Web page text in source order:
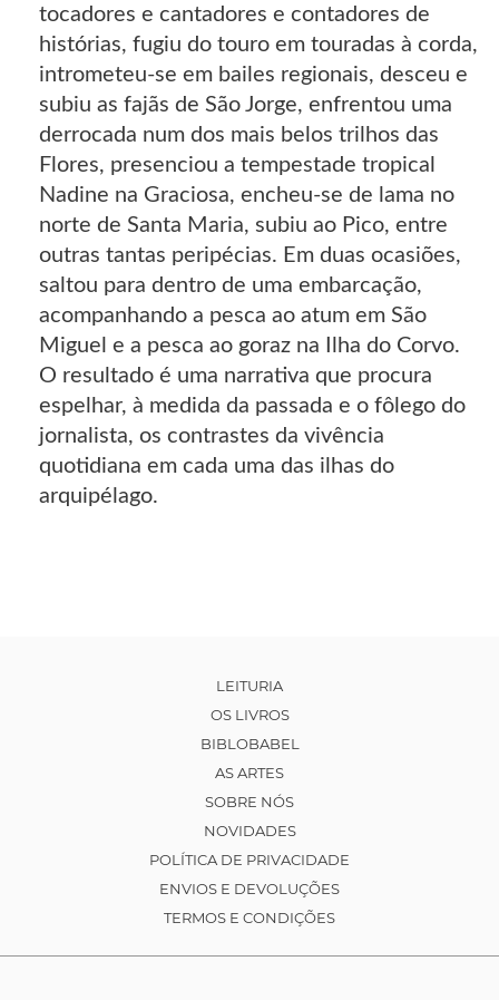
tocadores e cantadores e contadores de
histórias, fugiu do touro em touradas à corda,
intrometeu-se em bailes regionais, desceu e
subiu as fajãs de São Jorge, enfrentou uma
derrocada num dos mais belos trilhos das
Flores, presenciou a tempestade tropical
Nadine na Graciosa, encheu-se de lama no
norte de Santa Maria, subiu ao Pico, entre
outras tantas peripécias. Em duas ocasiões,
saltou para dentro de uma embarcação,
acompanhando a pesca ao atum em São
Miguel e a pesca ao goraz na Ilha do Corvo.
O resultado é uma narrativa que procura
espelhar, à medida da passada e o fôlego do
jornalista, os contrastes da vivência
quotidiana em cada uma das ilhas do
arquipélago.
LEITURIA
OS LIVROS
BIBLOBABEL
AS ARTES
SOBRE NÓS
NOVIDADES
POLÍTICA DE PRIVACIDADE
ENVIOS E DEVOLUÇÕES
TERMOS E CONDIÇÕES